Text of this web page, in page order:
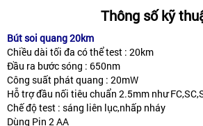
Thông số kỹ
Bút soi quang 20km
Chiều dài tối đa có thể test : 20km
Đầu ra bước sóng : 650nm
Công suất phát quang : 20mW
Hỗ trợ đầu nối tiêu chuẩn 2.5mm như
Chế độ test : sáng liên lục,nhấp nháy
Dùng Pin 2 AA